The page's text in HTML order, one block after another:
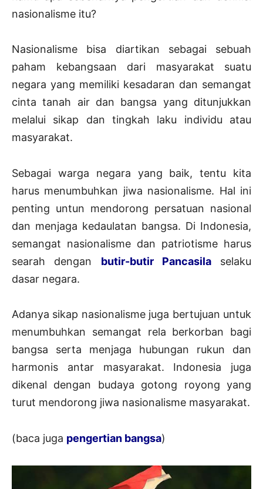
nasionalisme itu?
Nasionalisme bisa diartikan sebagai sebuah
paham kebangsaan dari masyarakat suatu
negara yang memiliki kesadaran dan semangat
cinta tanah air dan bangsa yang ditunjukkan
melalui sikap dan tingkah laku individu atau
masyarakat.
Sebagai warga negara yang baik, tentu kita
harus menumbuhkan jiwa nasionalisme. Hal ini
penting untun mendorong persatuan nasional
dan menjaga kedaulatan bangsa. Di Indonesia,
semangat nasionalisme dan patriotisme harus
searah dengan butir-butir Pancasilaselaku
dasar negara.
Adanya sikap nasionalisme juga bertujuan untuk
menumbuhkan semangat rela berkorban bagi
bangsa serta menjaga hubungan rukun dan
harmonis antar masyarakat. Indonesia juga
dikenal dengan budaya gotong royong yang
turut mendorong jiwa nasionalisme masyarakat.
(baca juga pengertian bangsa)